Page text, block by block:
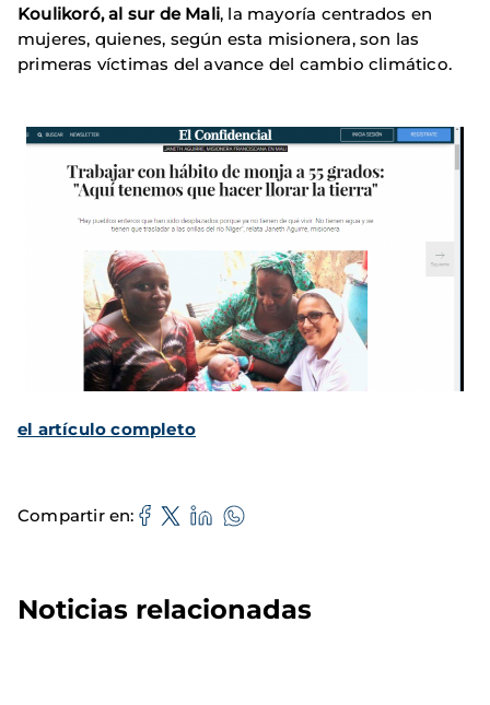
Koulikoró, al sur de Mali, la mayoría centrados en
mujeres, quienes, según esta misionera, son las
primeras víctimas del avance del cambio climático.
el artículo completo
Compartir en
Noticias relacionadas